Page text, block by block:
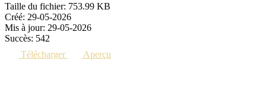
Taille du fichier: 753.99 KB
Créé: 29-05-2026
Mis à jour: 29-05-2026
Succès: 542
Télécharger
Aperçu